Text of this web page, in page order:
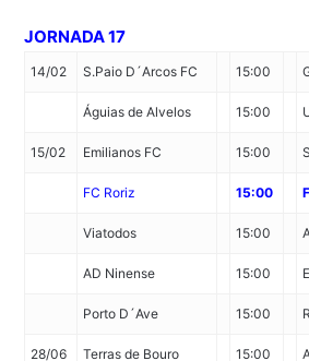
JORNADA 17
14/02 S.Paio D´Arcos FC 15:00
Águias de Alvelos 15:00
15/02 Emilianos FC 15:00
FC Roriz 15:00
Viatodos 15:00
AD Ninense 15:00
Porto D´Ave 15:00
28/06 Terras de Bouro 15:00